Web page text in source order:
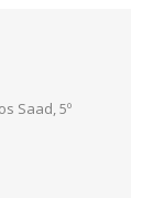
Saad, 5º